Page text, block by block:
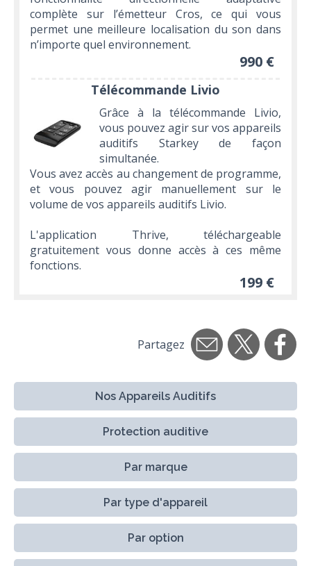
complète sur l’émetteur Cros, ce qui vous
permet une meilleure localisation du son dans
n’importe quel environnement.
990 €
Télécommande Livio
Grâce à la télécommande Livio,
vous pouvez agir sur vos appareils
auditifs Starkey de façon
simultanée.
Vous avez accès au changement de programme,
et vous pouvez agir manuellement sur le
volume de vos appareils auditifs Livio.
L'application Thrive, téléchargeable
gratuitement vous donne accès à ces même
fonctions.
199 €
Partagez
Nos Appareils Auditifs
Protection auditive
Par marque
Par type d'appareil
Par option